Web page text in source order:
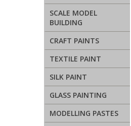
SCALE MODEL
BUILDING
CRAFT PAINTS
TEXTILE PAINT
SILK PAINT
GLASS PAINTING
MODELLING PASTES